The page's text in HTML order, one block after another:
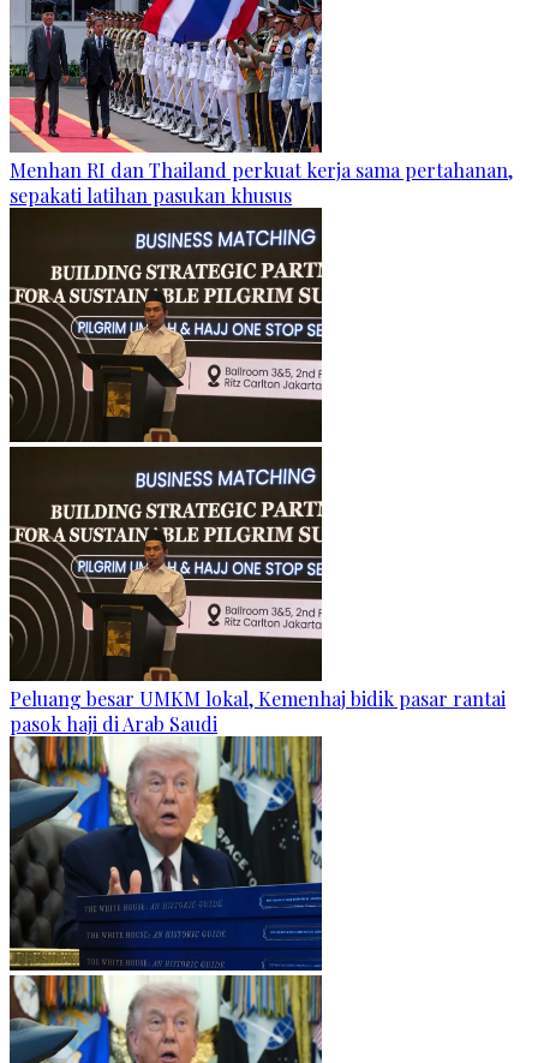
Menhan RI dan Thailand perkuat kerja sama pertahanan,
sepakati latihan pasukan khusus
Peluang besar UMKM lokal, Kemenhaj bidik pasar rantai
pasok haji di Arab Saudi